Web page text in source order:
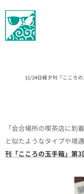
11/24日経夕刊「こころ
「会合場所の喫茶店に到
と似たようなタイプや境
刊「こころの玉手箱」第3